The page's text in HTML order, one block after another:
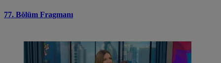
77. Bölüm Fragmanı